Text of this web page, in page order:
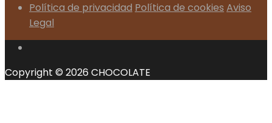
Política de privacidad Política de cookies Aviso
Legal
Copyright © 2026 CHOCOLATE